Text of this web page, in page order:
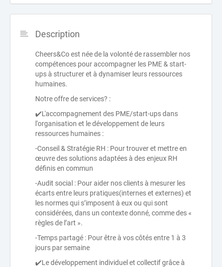
Description
Cheers&Co est née de la volonté de rassembler nos
compétences pour accompagner les PME & start-
ups à structurer et à dynamiser leurs ressources
humaines.
Notre offre de services? :
✔️L'accompagnement des PME/start-ups dans
l'organisation et le développement de leurs
ressources humaines :
-Conseil & Stratégie RH : Pour trouver et mettre en
œuvre des solutions adaptées à des enjeux RH
définis en commun
-Audit social : Pour aider nos clients à mesurer les
écarts entre leurs pratiques(internes et externes) et
les normes qui s’imposent à eux ou qui sont
considérées, dans un contexte donné, comme des «
règles de l’art ».
-Temps partagé : Pour être à vos côtés entre 1 à 3
jours par semaine
✔️Le développement individuel et collectif grâce à